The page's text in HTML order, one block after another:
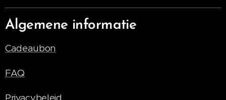
Algemene informatie
Cadeaubon
FAQ